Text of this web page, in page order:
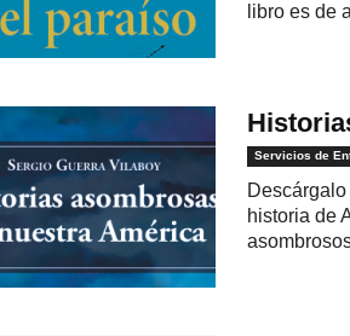
libro es de
Servicios de
historia de